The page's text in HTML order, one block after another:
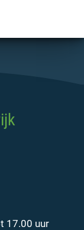
17.00 uur